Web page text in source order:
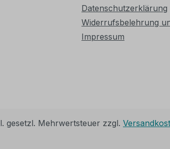
Datenschutzerklärung
Widerrufsbelehrung
Impressum
gesetzl. Mehrwertsteuer zzgl.